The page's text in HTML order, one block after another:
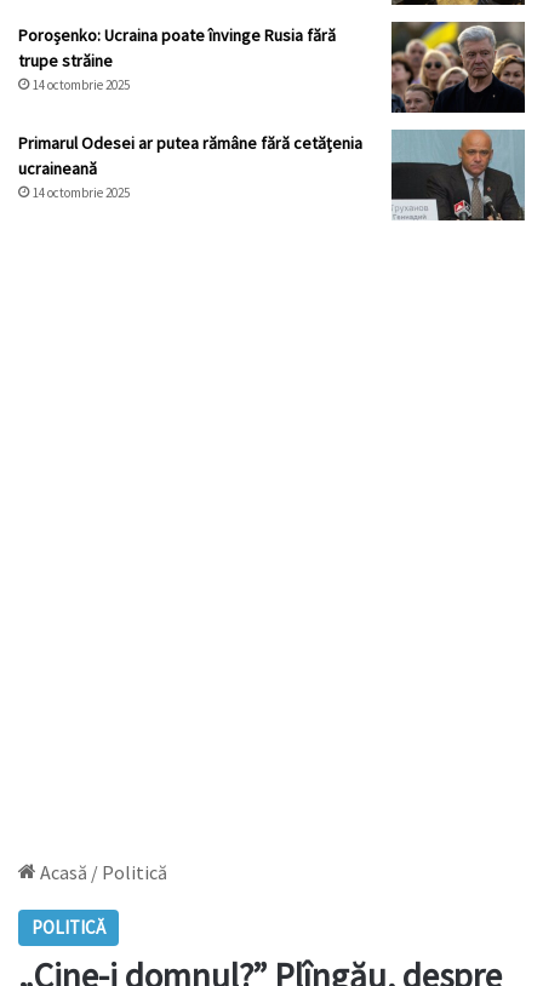
Poroșenko: Ucraina poate învinge Rusia fără
trupe străine
14 octombrie 2025
Primarul Odesei ar putea rămâne fără cetățenia
ucraineană
14 octombrie 2025